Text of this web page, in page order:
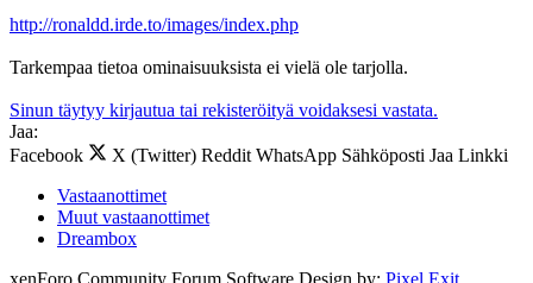
http://ronaldd.irde.to/images/index.php
Tarkempaa tietoa ominaisuuksista ei vielä ole tarjolla.
Sinun täytyy kirjautua tai rekisteröityä voidaksesi vastata.
Jaa:
Facebook
X (Twitter) Reddit WhatsApp Sähköposti Jaa Linkki
Vastaanottimet
Muut vastaanottimet
Dreambox